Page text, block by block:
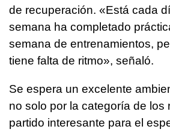
de recuperación. «Está cada
semana ha completado
semana de entrenamientos,
tiene falta de ritmo», señaló.
Se espera un excelente
no solo por la categoría de
partido interesante para el